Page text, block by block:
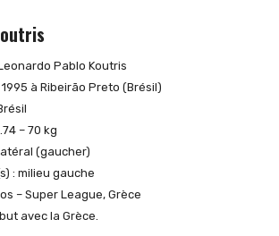
Pablo Koutris
à Ribeirão Preto (Brésil)
– 70 kg
(gaucher)
: milieu gauche
– Super League, Grèce
avec la Grèce.